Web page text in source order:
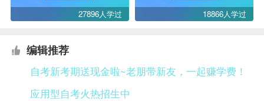
27896人学过 18866人学过
编辑推荐
自考新考期送现金啦~老朋带新友，一起赚学费！
应用型自考火热招生中